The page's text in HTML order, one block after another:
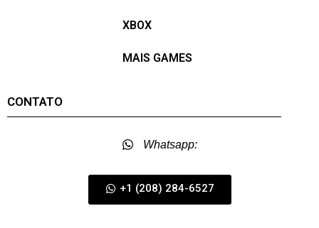
XBOX
MAIS GAMES
CONTATO
Whatsapp:
+1 (208) 284-6527